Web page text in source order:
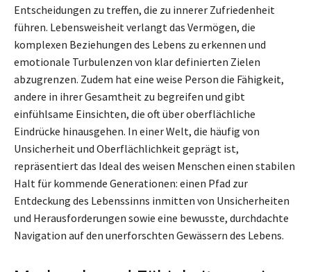
Entscheidungen zu treffen, die zu innerer Zufriedenheit
führen. Lebensweisheit verlangt das Vermögen, die
komplexen Beziehungen des Lebens zu erkennen und
emotionale Turbulenzen von klar definierten Zielen
abzugrenzen. Zudem hat eine weise Person die Fähigkeit,
andere in ihrer Gesamtheit zu begreifen und gibt
einfühlsame Einsichten, die oft über oberflächliche
Eindrücke hinausgehen. In einer Welt, die häufig von
Unsicherheit und Oberflächlichkeit geprägt ist,
repräsentiert das Ideal des weisen Menschen einen stabilen
Halt für kommende Generationen: einen Pfad zur
Entdeckung des Lebenssinns inmitten von Unsicherheiten
und Herausforderungen sowie eine bewusste, durchdachte
Navigation auf den unerforschten Gewässern des Lebens.